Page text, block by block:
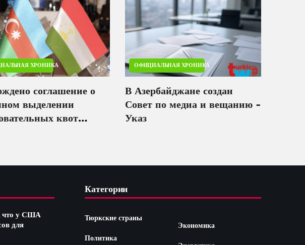
ХРОНИКА
соглашение о
выделении
квот
ОФИЦИАЛЬНАЯ ХРОНИКА
В Азербайджане создан
Совет по медиа и вещанию -
Указ
что у США
для
Категории
Тюркские страны
Политика
Экономика